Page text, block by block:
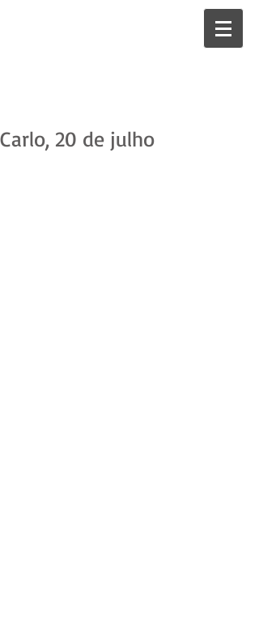
Carlo, 20 de julho